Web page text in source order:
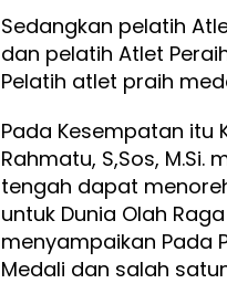
r
i
H
a
i
a
h
J
u
t
a
a
Sedangkan pelatih
dan pelatih Atlet
Pelatih atlet praih
Pada Kesempatan itu
Rahmatu, S,Sos,
tengah dapat
untuk Dunia Olah
menyampaikan Pada
Medali dan salah